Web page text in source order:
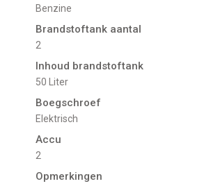
Benzine
Brandstoftank aantal
2
Inhoud brandstoftank
50 Liter
Boegschroef
Elektrisch
Accu
2
Opmerkingen